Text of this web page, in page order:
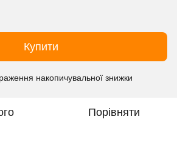
Купити
накопичувальної знижки
Порівняти